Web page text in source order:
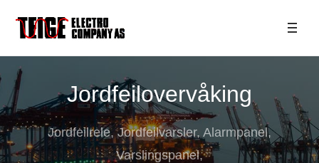
Jordfeilovervåking
Jordfeilrele, Jordfeilvarsler, Alarmpanel,
Varslingspanel,